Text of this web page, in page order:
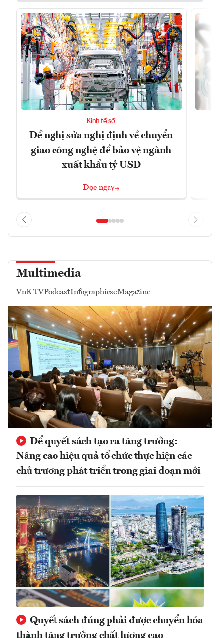
Kinh tế số
Đề nghị sửa nghị định về chuyển
giao công nghệ để bảo vệ ngành
xuất khẩu tỷ USD
Đọc ngay
Multimedia
VnE TVPodcastInfographicseMagazine
Để quyết sách tạo ra tăng trưởng:
Nâng cao hiệu quả tổ chức thực hiện các
chủ trương phát triển trong giai đoạn mới
Quyết sách đúng phải được chuyển hóa
thành tăng trưởng chất lượng cao